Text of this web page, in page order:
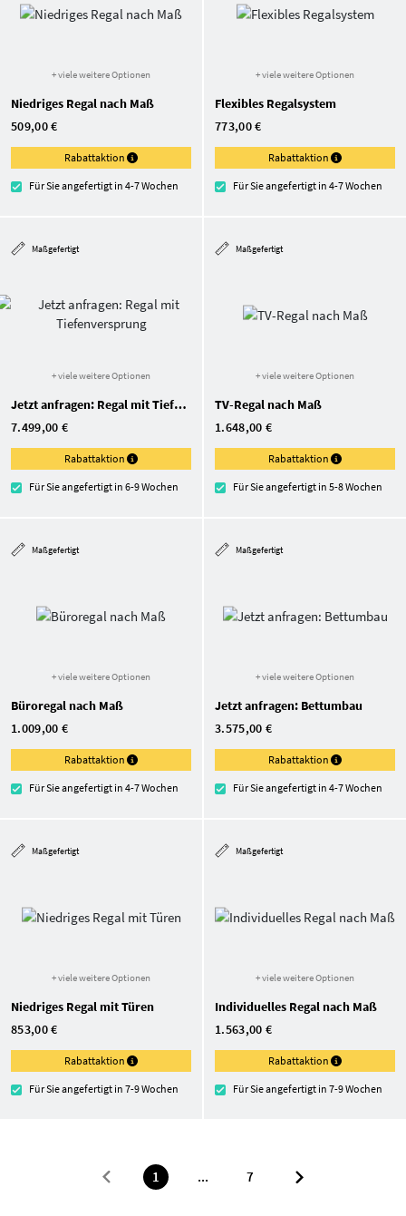
+ viele weitere Optionen
Niedriges Regal nach Maß
509,00 €
Rabattaktion
Für Sie angefertigt in 4-7 Wochen
+ viele weitere Optionen
Flexibles Regalsystem
773,00 €
Rabattaktion
Für Sie angefertigt in 4-7 Wochen
Maßgefertigt
+ viele weitere Optionen
Jetzt anfragen: Regal mit Tiefenversprung
7.499,00 €
Rabattaktion
Für Sie angefertigt in 6-9 Wochen
Maßgefertigt
+ viele weitere Optionen
TV-Regal nach Maß
1.648,00 €
Rabattaktion
Für Sie angefertigt in 5-8 Wochen
Maßgefertigt
+ viele weitere Optionen
Büroregal nach Maß
1.009,00 €
Rabattaktion
Für Sie angefertigt in 4-7 Wochen
Maßgefertigt
+ viele weitere Optionen
Jetzt anfragen: Bettumbau
3.575,00 €
Rabattaktion
Für Sie angefertigt in 4-7 Wochen
Maßgefertigt
+ viele weitere Optionen
Niedriges Regal mit Türen
853,00 €
Rabattaktion
Für Sie angefertigt in 7-9 Wochen
Maßgefertigt
+ viele weitere Optionen
Individuelles Regal nach Maß
1.563,00 €
Rabattaktion
Für Sie angefertigt in 7-9 Wochen
1 ... 7